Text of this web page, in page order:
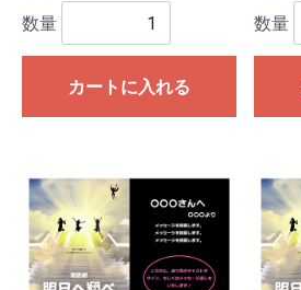
数量
カートに入れる
数量